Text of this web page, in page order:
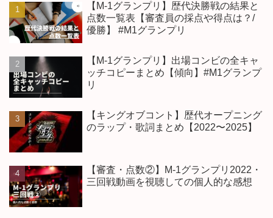
【M-1グランプリ】歴代決勝戦の結果と
点数一覧表【審査員の採点や得点は？/
優勝】 #M1グランプリ
【M-1グランプリ】出場コンビの全キャ
ッチコピーまとめ【傾向】#M1グランプ
リ
【キングオブコント】歴代オープニング
のラップ・歌詞まとめ【2022〜2025】
【審査・点数②】M-1グランプリ2022・
三回戦動画を視聴しての個人的な感想